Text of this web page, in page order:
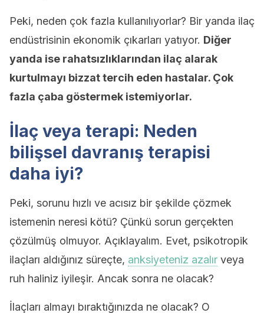
Peki, neden çok fazla kullanılıyorlar? Bir yanda ilaç
endüstrisinin ekonomik çıkarları yatıyor. Diğer
yanda ise rahatsızlıklarından ilaç alarak
kurtulmayı bizzat tercih eden hastalar. Çok
fazla çaba göstermek istemiyorlar.
İlaç veya terapi: Neden
bilişsel davranış terapisi
daha iyi?
Peki, sorunu hızlı ve acısız bir şekilde çözmek
istemenin neresi kötü? Çünkü sorun gerçekten
çözülmüş olmuyor. Açıklayalım. Evet, psikotropik
ilaçları aldığınız süreçte, anksiyeteniz azalır veya
ruh haliniz iyileşir. Ancak sonra ne olacak?
İlaçları almayı bıraktığınızda ne olacak? O